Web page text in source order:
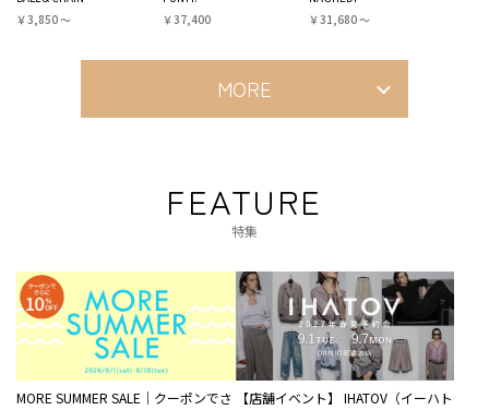
￥3,850 〜
￥37,400
￥31,680 〜
MORE
FEATURE
特集
MORE SUMMER SALE｜クーポンでさ
【店舗イベント】 IHATOV（イーハト